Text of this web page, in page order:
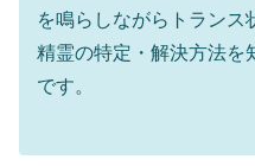
を鳴らしながらトランス
精霊の特定・解決方法を
です。